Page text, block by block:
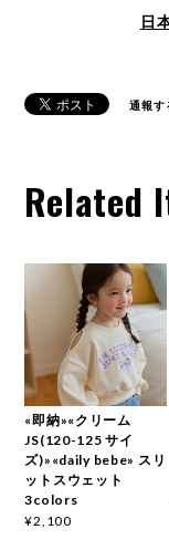
日
通報す
Related
«即納»«クリーム
JS(120-125 サイ
ズ)»«daily bebe» スリ
ットスウェット
3colors
¥2,100